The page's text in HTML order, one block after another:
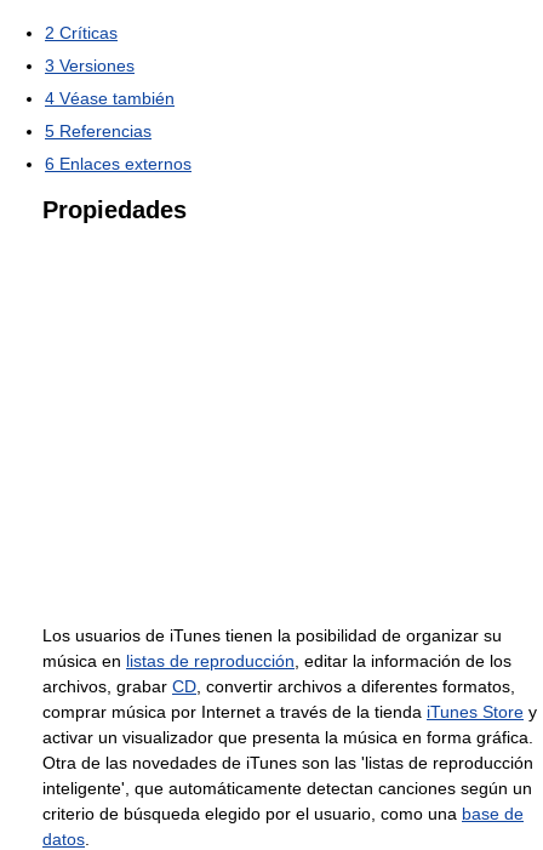
2 Críticas
3 Versiones
4 Véase también
5 Referencias
6 Enlaces externos
Propiedades
Los usuarios de iTunes tienen la posibilidad de organizar su
música en listas de reproducción , editar la información de los
archivos, grabar CD , convertir archivos a diferentes formatos,
comprar música por Internet a través de la tienda iTunes Store y
activar un visualizador que presenta la música en forma gráfica.
Otra de las novedades de iTunes son las 'listas de reproducción
inteligente', que automáticamente detectan canciones según un
criterio de búsqueda elegido por el usuario, como una base de
datos